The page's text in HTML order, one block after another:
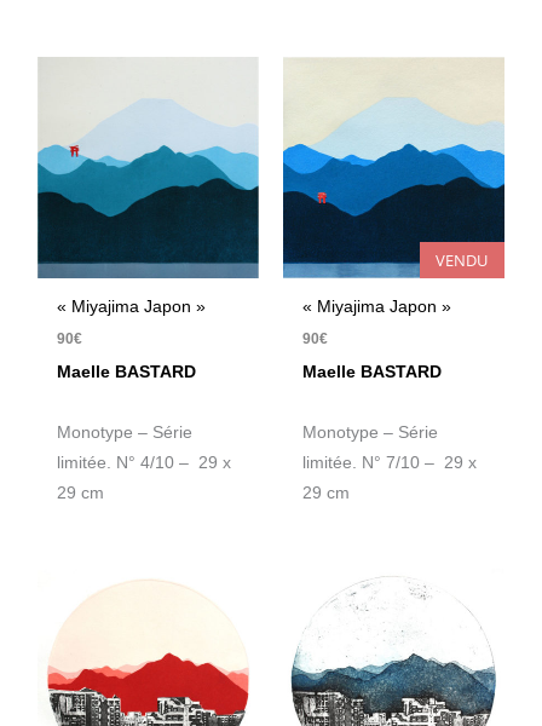
« Miyajima Japon »
90€
Maelle BASTARD
Monotype – Série
limitée. N° 4/10 – 29 x
29 cm
VENDU
« Miyajima Japon »
90€
Maelle BASTARD
Monotype – Série
limitée. N° 7/10 – 29 x
29 cm